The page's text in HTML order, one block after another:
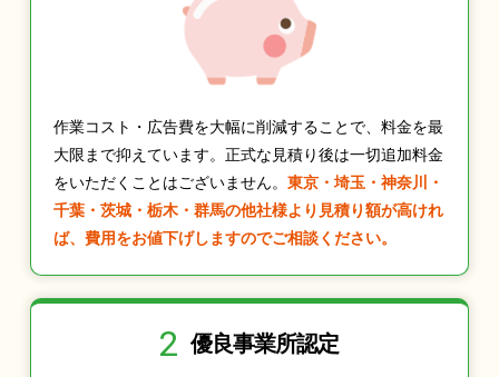
作業コスト・広告費を大幅に削減することで、料金を最
大限まで抑えています。正式な見積り後は一切追加料金
をいただくことはございません。 東京・埼玉・神奈川・
千葉・茨城・栃木・群馬の他社様より見積り額が高けれ
ば、費用をお値下げしますのでご相談ください。
2 優良事業所認定